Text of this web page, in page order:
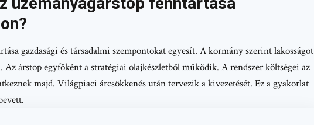
gazdasági és társadalmi szempontokat egyesít. A kormány szerint lakosságot
Az árstop egyfőként a stratégiai olajkészletből működik. A rendszer költségei az
majd. Világpiaci árcsökkenés után tervezik a kivezetését. Ez a gyakorlat